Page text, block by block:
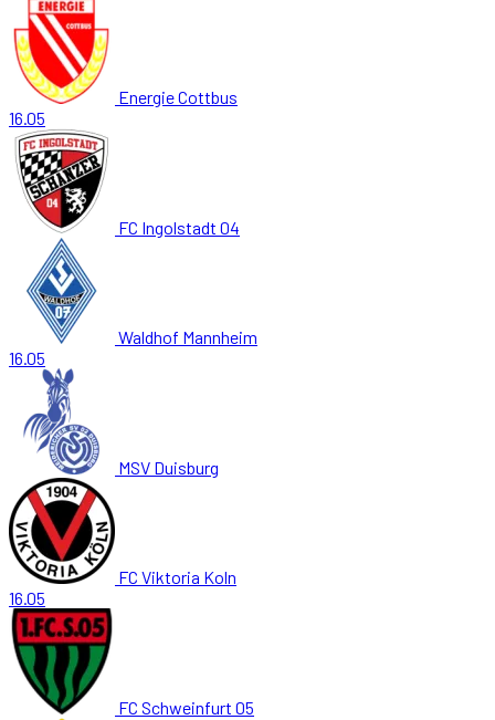
Energie Cottbus
16.05
FC Ingolstadt 04
Waldhof Mannheim
16.05
MSV Duisburg
FC Viktoria Koln
16.05
FC Schweinfurt 05